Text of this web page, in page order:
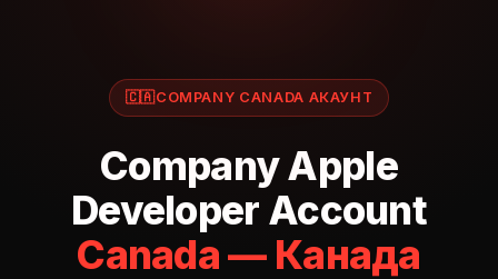
🇨🇦COMPANY CANADA АКАУНТ
Company Apple
Developer Account
Canada — Канада